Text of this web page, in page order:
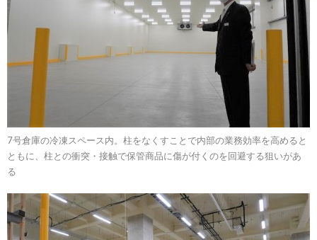
7号倉庫の冷凍スペース内。柱をなくすことで内部の業務効率を高めると
ともに、柱との衝突・接触で保管商品に傷が付くのを回避する狙いがあ
る